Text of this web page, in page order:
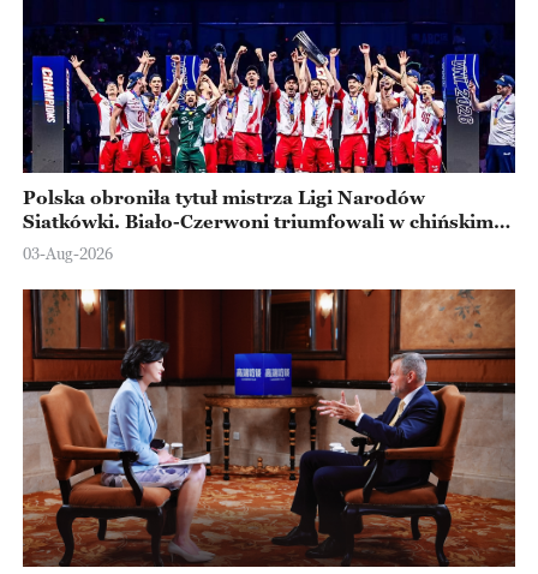
Polska obroniła tytuł mistrza Ligi Narodów
Siatkówki. Biało-Czerwoni triumfowali w chińskim
Ningbo
03-Aug-2026